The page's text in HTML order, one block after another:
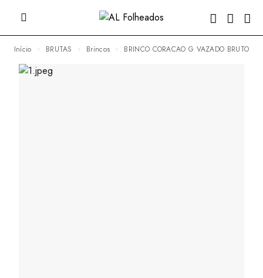
Início BRUTAS Brincos BRINCO CORACAO G VAZADO BRUTO